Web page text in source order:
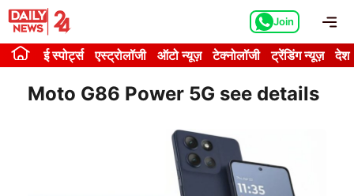
Skip
content
Join
ई स्पोर्ट्स एस्ट्रोलॉजी ऑटो न्यूज़ टेक्नोलॉजी ट्रेंडिंग न्यूज़ देश
Moto G86 Power 5G see details